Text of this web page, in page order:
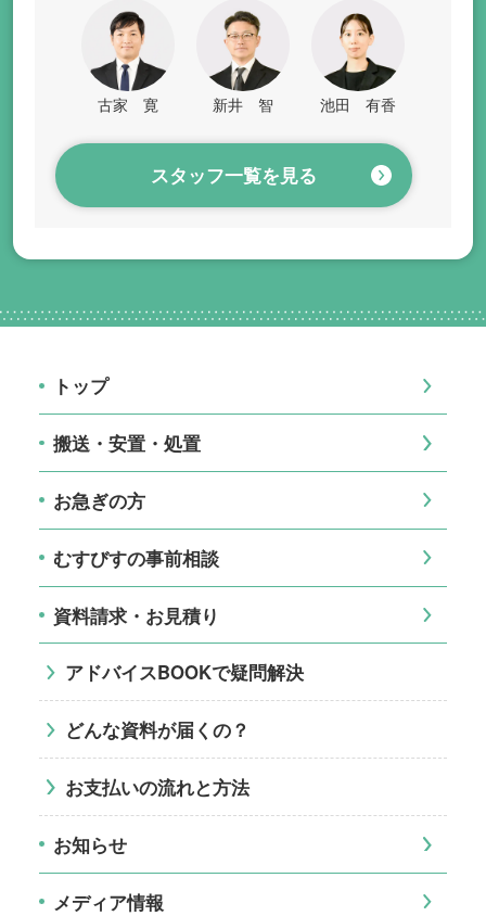
古家 寛 新井 智 池田 有香
スタッフ一覧を見る
トップ
搬送・安置・処置
お急ぎの方
むすびすの事前相談
資料請求・お見積り
アドバイスBOOKで疑問解決
どんな資料が届くの？
お支払いの流れと方法
お知らせ
メディア情報